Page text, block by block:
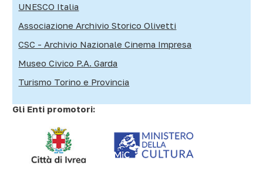
UNESCO Italia
Associazione Archivio Storico Olivetti
CSC - Archivio Nazionale Cinema Impresa
Museo Civico P.A. Garda
Turismo Torino e Provincia
Gli Enti promotori: